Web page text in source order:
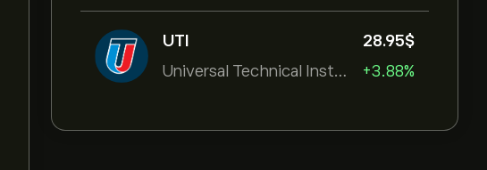
UTI
Universal Technical Institut
28.95‎$‎
+3.88%